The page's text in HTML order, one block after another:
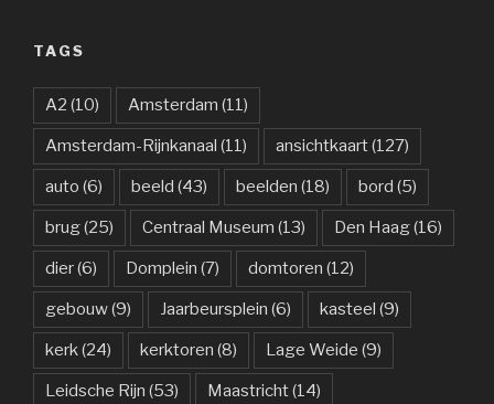
TAGS
A2 (10) Amsterdam (11)
Amsterdam-Rijnkanaal (11) ansichtkaart(127)
auto (6) beeld (43) beelden (18) bord (5)
brug(25) Centraal Museum (13) Den Haag(16)
dier(6) Domplein (7) domtoren (12)
gebouw(9) Jaarbeursplein (6) kasteel (9)
kerk (24) kerktoren (8) Lage Weide (9)
Leidsche Rijn (53) Maastricht(14)